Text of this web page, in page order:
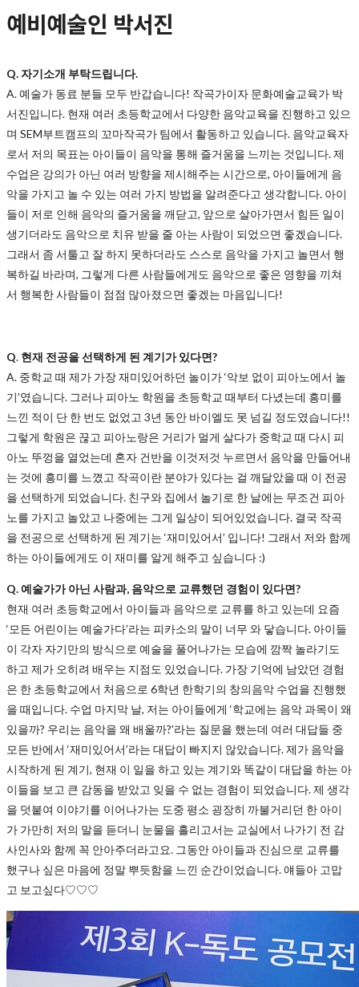
예비예술인 박서진
Q. 자기소개 부탁드립니다.
A. 예술가 동료 분들 모두 반갑습니다! 작곡가이자 문화예술교육가 박
서진입니다. 현재 여러 초등학교에서 다양한 음악교육을 진행하고 있으
며 SEM부트캠프의 꼬마작곡가 팀에서 활동하고 있습니다. 음악교육자
로서 저의 목표는 아이들이 음악을 통해 즐거움을 느끼는 것입니다. 제
수업은 강의가 아닌 여러 방향을 제시해주는 시간으로, 아이들에게 음
악을 가지고 놀 수 있는 여러 가지 방법을 알려준다고 생각합니다. 아이
들이 저로 인해 음악의 즐거움을 깨닫고, 앞으로 살아가면서 힘든 일이
생기더라도 음악으로 치유 받을 줄 아는 사람이 되었으면 좋겠습니다.
그래서 좀 서툴고 잘 하지 못하더라도 스스로 음악을 가지고 놀면서 행
복하길 바라며, 그렇게 다른 사람들에게도 음악으로 좋은 영향을 끼쳐
서 행복한 사람들이 점점 많아졌으면 좋겠는 마음입니다!
Q. 현재 전공을 선택하게 된 계기가 있다면?
A. 중학교 때 제가 가장 재미있어하던 놀이가 ‘악보 없이 피아노에서 놀
기’였습니다. 그러나 피아노 학원을 초등학교 때부터 다녔는데 흥미를
느낀 적이 단 한 번도 없었고 3년 동안 바이엘도 못 넘길 정도였습니다!!
그렇게 학원은 끊고 피아노랑은 거리가 멀게 살다가 중학교 때 다시 피
아노 뚜껑을 열었는데 혼자 건반을 이것저것 누르면서 음악을 만들어내
는 것에 흥미를 느꼈고 작곡이란 분야가 있다는 걸 깨달았을 때 이 전공
을 선택하게 되었습니다. 친구와 집에서 놀기로 한 날에는 무조건 피아
노를 가지고 놀았고 나중에는 그게 일상이 되어있었습니다. 결국 작곡
을 전공으로 선택하게 된 계기는 ‘재미있어서’ 입니다! 그래서 저와 함께
하는 아이들에게도 이 재미를 알게 해주고 싶습니다 :)
Q. 예술가가 아닌 사람과, 음악으로 교류했던 경험이 있다면?
현재 여러 초등학교에서 아이들과 음악으로 교류를 하고 있는데 요즘
‘모든 어린이는 예술가다’라는 피카소의 말이 너무 와 닿습니다. 아이들
이 각자 자기만의 방식으로 예술을 풀어나가는 모습에 깜짝 놀라기도
하고 제가 오히려 배우는 지점도 있었습니다. 가장 기억에 남았던 경험
은 한 초등학교에서 처음으로 6학년 한학기의 창의음악 수업을 진행했
을 때입니다. 수업 마지막 날, 저는 아이들에게 ‘학교에는 음악 과목이 왜
있을까? 우리는 음악을 왜 배울까?’라는 질문을 했는데 여러 대답들 중
모든 반에서 ‘재미있어서’라는 대답이 빠지지 않았습니다. 제가 음악을
시작하게 된 계기, 현재 이 일을 하고 있는 계기와 똑같이 대답을 하는 아
이들을 보고 큰 감동을 받았고 잊을 수 없는 경험이 되었습니다. 제 생각
을 덧붙여 이야기를 이어나가는 도중 평소 굉장히 까불거리던 한 아이
가 가만히 저의 말을 듣더니 눈물을 흘리고서는 교실에서 나가기 전 감
사인사와 함께 꼭 안아주더라고요. 그동안 아이들과 진심으로 교류를
했구나 싶은 마음에 정말 뿌듯함을 느낀 순간이었습니다. 얘들아 고맙
고 보고싶다♡♡♡